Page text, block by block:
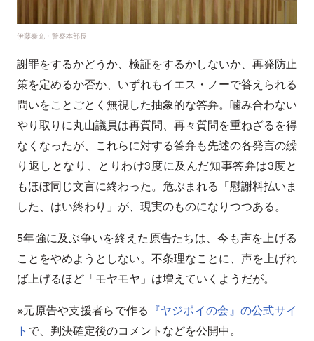
伊藤泰充・警察本部長
謝罪をするかどうか、検証をするかしないか、再発防止
策を定めるか否か、いずれもイエス・ノーで答えられる
問いをことごとく無視した抽象的な答弁。噛み合わない
やり取りに丸山議員は再質問、再々質問を重ねざるを得
なくなったが、これらに対する答弁も先述の各発言の繰
り返しとなり、とりわけ3度に及んだ知事答弁は3度と
もほぼ同じ文言に終わった。危ぶまれる「慰謝料払いま
した、はい終わり」が、現実のものになりつつある。
5年強に及ぶ争いを終えた原告たちは、今も声を上げる
ことをやめようとしない。不条理なことに、声を上げれ
ば上げるほど「モヤモヤ」は増えていくようだが。
※元原告や支援者らで作る 『ヤジポイの会』の公式サイ
ト で、判決確定後のコメントなどを公開中。